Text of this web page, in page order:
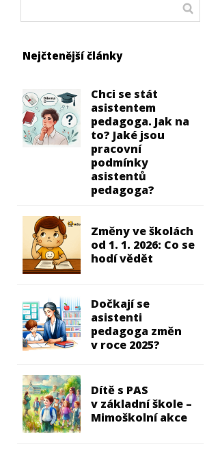
Nejčtenější články
Chci se stát
asistentem
pedagoga. Jak na
to? Jaké jsou
pracovní
podmínky
asistentů
pedagoga?
Změny ve školách
od 1. 1. 2026: Co se
hodí vědět
Dočkají se
asistenti
pedagoga změn
v roce 2025?
Dítě s PAS
v základní škole –
Mimoškolní akce